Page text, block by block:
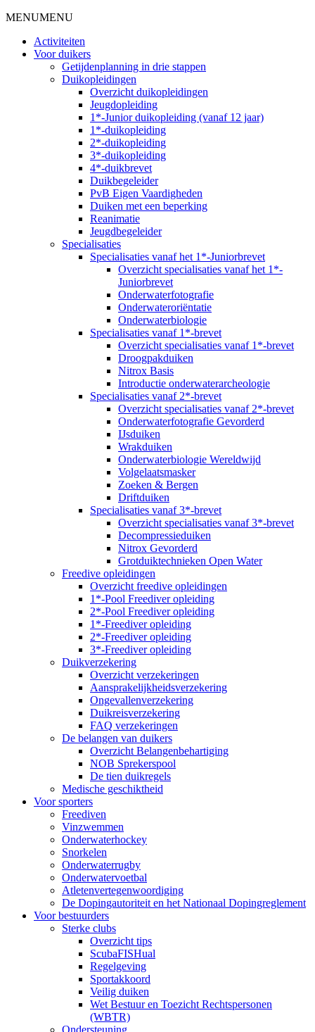
MENUMENU
Activiteiten
Voor duikers
Getijdenplanning in drie stappen
Duikopleidingen
Overzicht duikopleidingen
Jeugdopleiding
1*-Junior duikopleiding (vanaf 12 jaar)
1*-duikopleiding
2*-duikopleiding
3*-duikopleiding
4*-duikbrevet
Duikbegeleider
PvB Eigen Vaardigheden
Duiken met een beperking
Reanimatie
Jeugdbegeleider
Specialisaties
Specialisaties vanaf het 1*-Juniorbrevet
Overzicht specialisaties vanaf het 1*-
Juniorbrevet
Onderwaterfotografie
Onderwateroriëntatie
Onderwaterbiologie
Specialisaties vanaf 1*-brevet
Overzicht specialisaties vanaf 1*-brevet
Droogpakduiken
Nitrox Basis
Introductie onderwaterarcheologie
Specialisaties vanaf 2*-brevet
Overzicht specialisaties vanaf 2*-brevet
Onderwaterfotografie Gevorderd
IJsduiken
Wrakduiken
Onderwaterbiologie Wereldwijd
Volgelaatsmasker
Zoeken & Bergen
Driftduiken
Specialisaties vanaf 3*-brevet
Overzicht specialisaties vanaf 3*-brevet
Decompressieduiken
Nitrox Gevorderd
Grotduiktechnieken Open Water
Freedive opleidingen
Overzicht freedive opleidingen
1*-Pool Freediver opleiding
2*-Pool Freediver opleiding
1*-Freediver opleiding
2*-Freediver opleiding
3*-Freediver opleiding
Duikverzekering
Overzicht verzekeringen
Aansprakelijkheidsverzekering
Ongevallenverzekering
Duikreisverzekering
FAQ verzekeringen
De belangen van duikers
Overzicht Belangenbehartiging
NOB Sprekerspool
De tien duikregels
Medische geschiktheid
Voor sporters
Freediven
Vinzwemmen
Onderwaterhockey
Snorkelen
Onderwaterrugby
Onderwatervoetbal
Atletenvertegenwoordiging
De Dopingautoriteit en het Nationaal Dopingreglement
Voor bestuurders
Sterke clubs
Overzicht tips
ScubaFISHual
Regelgeving
Sportakkoord
Veilig duiken
Wet Bestuur en Toezicht Rechtspersonen
(WBTR)
Ondersteuning